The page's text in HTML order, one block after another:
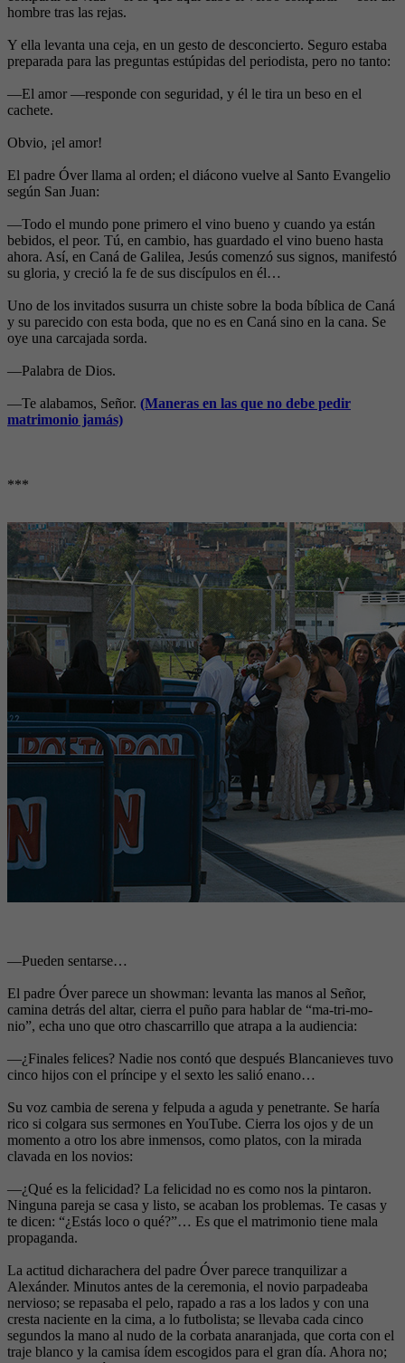
hombre tras las rejas.
Y ella levanta una ceja, en un gesto de desconcierto. Seguro estaba
preparada para las preguntas estúpidas del periodista, pero no tanto:
—El amor —responde con seguridad, y él le tira un beso en el
cachete.
Obvio, ¡el amor!
El padre Óver llama al orden; el diácono vuelve al Santo Evangelio
según San Juan:
—Todo el mundo pone primero el vino bueno y cuando ya están
bebidos, el peor. Tú, en cambio, has guardado el vino bueno hasta
ahora. Así, en Caná de Galilea, Jesús comenzó sus signos, manifestó
su gloria, y creció la fe de sus discípulos en él…
Uno de los invitados susurra un chiste sobre la boda bíblica de Caná
y su parecido con esta boda, que no es en Caná sino en la cana. Se
oye una carcajada sorda.
—Palabra de Dios.
—Te alabamos, Señor. (Maneras en las que no debe pedir
matrimonio jamás)
***
—Pueden sentarse…
El padre Óver parece un showman: levanta las manos al Señor,
camina detrás del altar, cierra el puño para hablar de “ma-tri-mo-
nio”, echa uno que otro chascarrillo que atrapa a la audiencia:
—¿Finales felices? Nadie nos contó que después Blancanieves tuvo
cinco hijos con el príncipe y el sexto les salió enano…
Su voz cambia de serena y felpuda a aguda y penetrante. Se haría
rico si colgara sus sermones en YouTube. Cierra los ojos y de un
momento a otro los abre inmensos, como platos, con la mirada
clavada en los novios:
—¿Qué es la felicidad? La felicidad no es como nos la pintaron.
Ninguna pareja se casa y listo, se acaban los problemas. Te casas y
te dicen: “¿Estás loco o qué?”… Es que el matrimonio tiene mala
propaganda.
La actitud dicharachera del padre Óver parece tranquilizar a
Alexánder. Minutos antes de la ceremonia, el novio parpadeaba
nervioso; se repasaba el pelo, rapado a ras a los lados y con una
cresta naciente en la cima, a lo futbolista; se llevaba cada cinco
segundos la mano al nudo de la corbata anaranjada, que corta con el
traje blanco y la camisa ídem escogidos para el gran día. Ahora no;